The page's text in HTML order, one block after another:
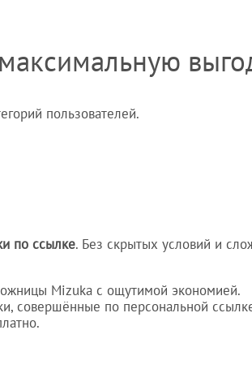
пользователей.
по ссылке. Без скрытых условий и
Mizuka с ощутимой экономией.
совершённые по персональной